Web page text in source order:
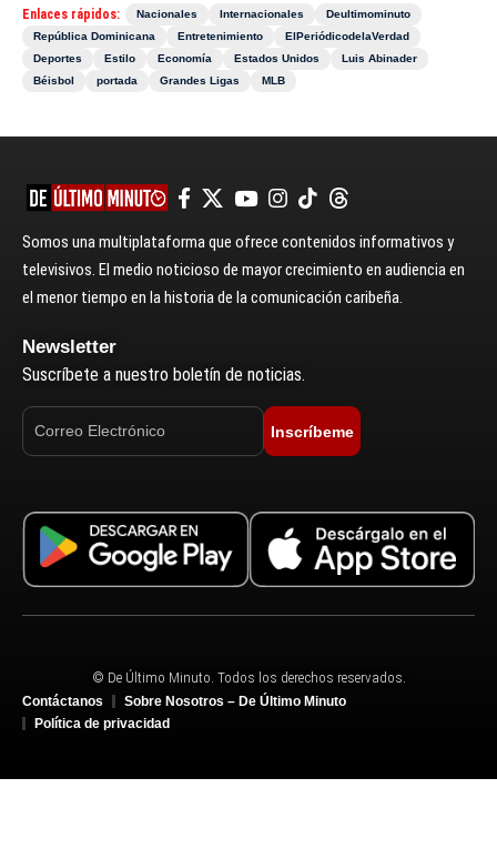
Enlaces rápidos: Nacionales Internacionales
Deultimominuto
República Dominicana
Entretenimiento
ElPeriódicodelaVerdad
Deportes
Estilo Economía Estados Unidos
Luis Abinader
Béisbol
portada Grandes Ligas MLB
Somos una multiplataforma que ofrece contenidos informativos y
televisivos. El medio noticioso de mayor crecimiento en audiencia en
el menor tiempo en la historia de la comunicación caribeña.
Newsletter
Suscríbete a nuestro boletín de noticias.
Inscríbeme
© De Último Minuto. Todos los derechos reservados.
Contáctanos
Sobre Nosotros – De Último Minuto
Política de privacidad